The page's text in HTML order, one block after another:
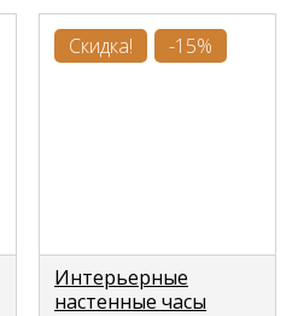
Скидка! -15%
Интерьерные
настенные часы